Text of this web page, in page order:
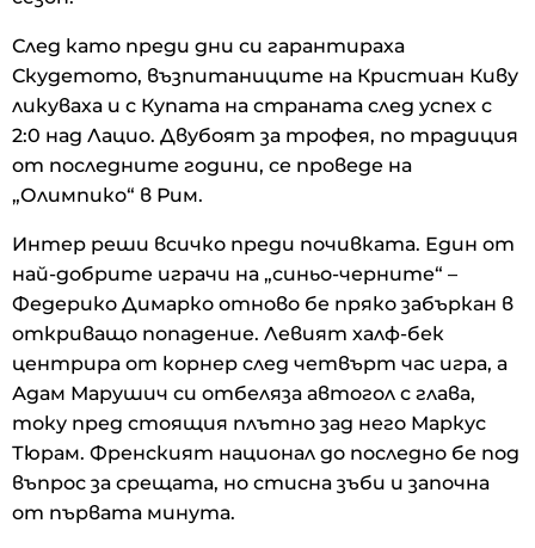
След като преди дни си гарантираха
Скудетото, възпитаниците на Кристиан Киву
ликуваха и с Купата на страната след успех с
2:0 над Лацио. Двубоят за трофея, по традиция
от последните години, се проведе на
„Олимпико“ в Рим.
Интер реши всичко преди почивката. Един от
най-добрите играчи на „синьо-черните“ –
Федерико Димарко отново бе пряко забъркан в
откриващо попадение. Левият халф-бек
центрира от корнер след четвърт час игра, а
Адам Марушич си отбеляза автогол с глава,
току пред стоящия плътно зад него Маркус
Тюрам. Френският национал до последно бе под
въпрос за срещата, но стисна зъби и започна
от първата минута.